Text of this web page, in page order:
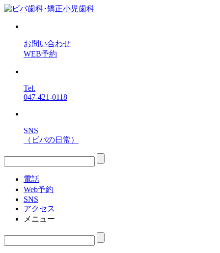
お問い合わせ
WEB予約
Tel.
047-421-0118
SNS
（ビバの日常）
電話
Web予約
SNS
アクセス
メニュー